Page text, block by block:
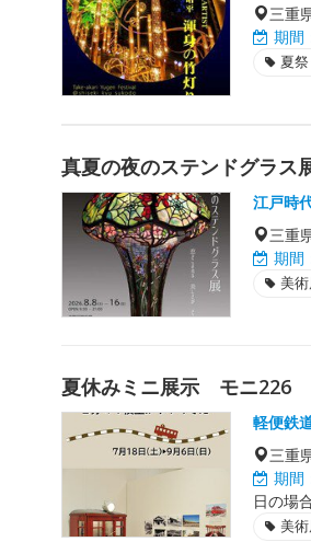
三重
期間
夏祭
真夏の夜のステンドグラス
江戸時
三重
期間
美
夏休みミニ展示 モニ226
軽便鉄
三重
期間
日の場
美